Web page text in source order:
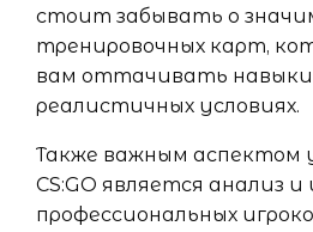
стоит забывать о
тренировочных карт,
вам оттачивать навыки
реалистичных условиях.
Также важным аспектом
CS:GO является анализ и
профессиональных